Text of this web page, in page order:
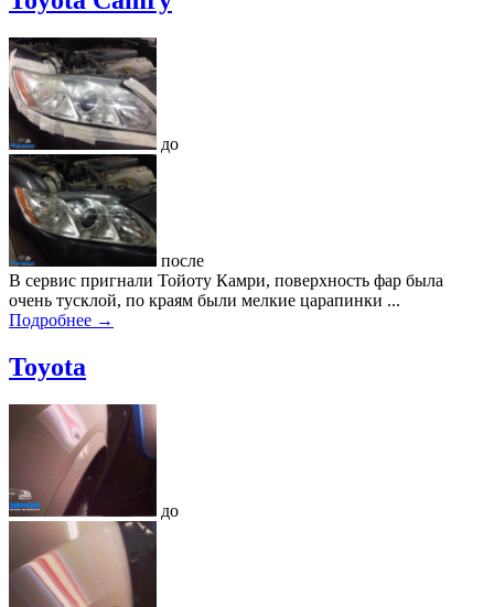
до
после
В сервис пригнали Тойоту Камри, поверхность фар была
очень тусклой, по краям были мелкие царапинки ...
Подробнее →
Toyota
до